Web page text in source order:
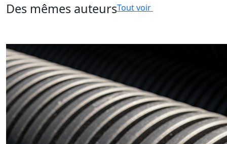
Des mêmes auteursTout voir